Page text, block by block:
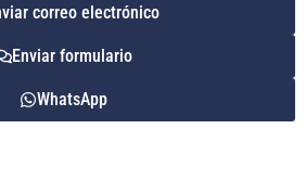
correo electrónico
Enviar formulario
WhatsApp